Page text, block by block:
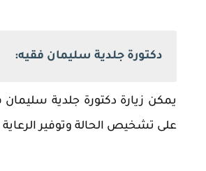
دكتورة جلدية سليمان فقيه:
يمكن زيارة دكتورة جلدية
على تشخيص الحالة وتوفير